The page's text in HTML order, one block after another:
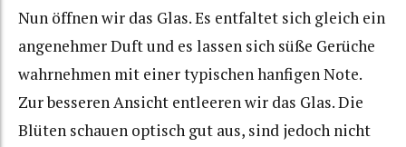
Nun öffnen wir das Glas. Es entfaltet sich gleich ein
angenehmer Duft und es lassen sich süße Gerüche
wahrnehmen mit einer typischen hanfigen Note.
Zur besseren Ansicht entleeren wir das Glas. Die
Blüten schauen optisch gut aus, sind jedoch nicht